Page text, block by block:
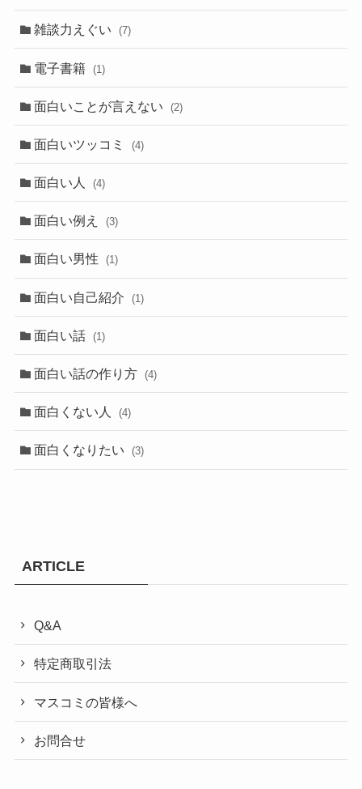
雑談力えぐい (7)
電子書籍 (1)
面白いことが言えない (2)
面白いツッコミ (4)
面白い人 (4)
面白い例え (3)
面白い男性 (1)
面白い自己紹介 (1)
面白い話 (1)
面白い話の作り方 (4)
面白くない人 (4)
面白くなりたい (3)
ARTICLE
Q&A
特定商取引法
マスコミの皆様へ
お問合せ